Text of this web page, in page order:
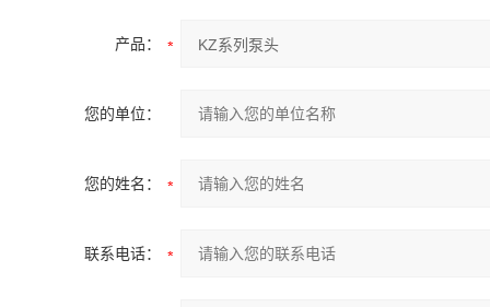
产品：
您的单位：
您的姓名：
联系电话：